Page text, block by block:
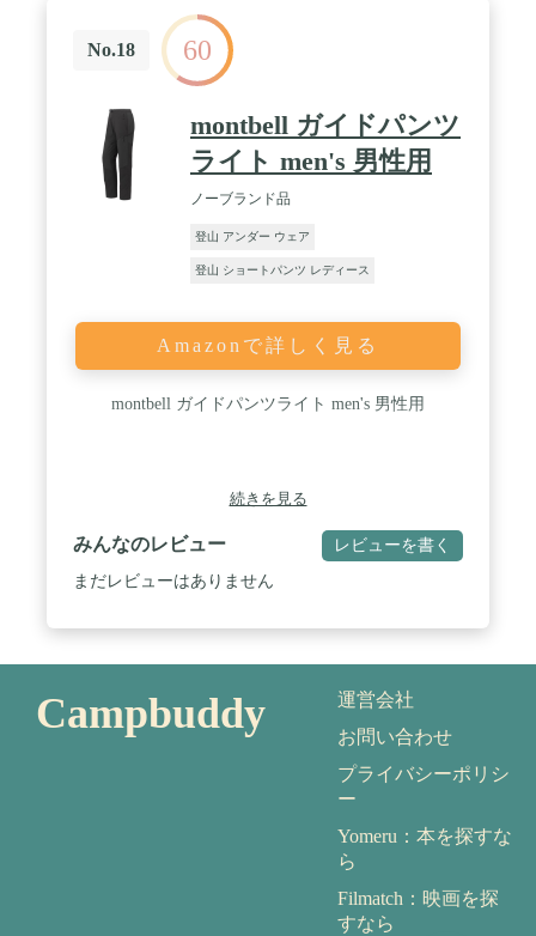
No.18 60
montbell ガイドパンツ
ライト men's 男性用
ノーブランド品
登山 アンダー ウェア
登山 ショートパンツ レディース
Amazonで詳しく見る
montbell ガイドパンツライト men's 男性用
続きを見る
みんなのレビュー レビューを書く
まだレビューはありません
Campbuddy
運営会社
お問い合わせ
プライバシーポリシ
ー
Yomeru：本を探すな
ら
Filmatch：映画を探
すなら